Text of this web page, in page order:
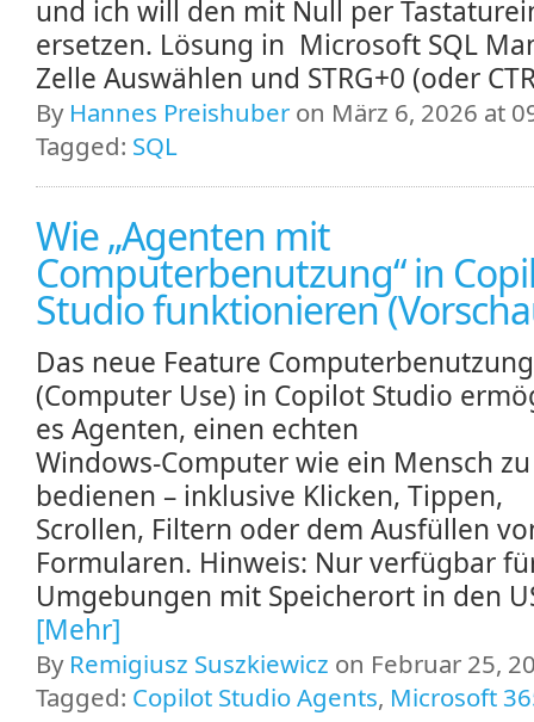
und ich will den mit Null per
ersetzen. Lösung in Microsoft SQL
Zelle Auswählen und STRG+0 (oder
By Hannes Preishuber on März 6, 2026 at
Tagged: SQL
Wie „Agenten mit
Computerbenutzung“ in
Studio funktionieren
Das neue Feature Computerbenutzung
(Computer Use) in Copilot Studio
es Agenten, einen echten
Windows‑Computer wie ein Mensch zu
bedienen – inklusive Klicken, Tippen,
Scrollen, Filtern oder dem Ausfüllen
Formularen. Hinweis: Nur verfügbar
Umgebungen mit Speicherort in den
[Mehr]
By Remigiusz Suszkiewicz on Februar 25,
Tagged: Copilot Studio Agents, Microsoft